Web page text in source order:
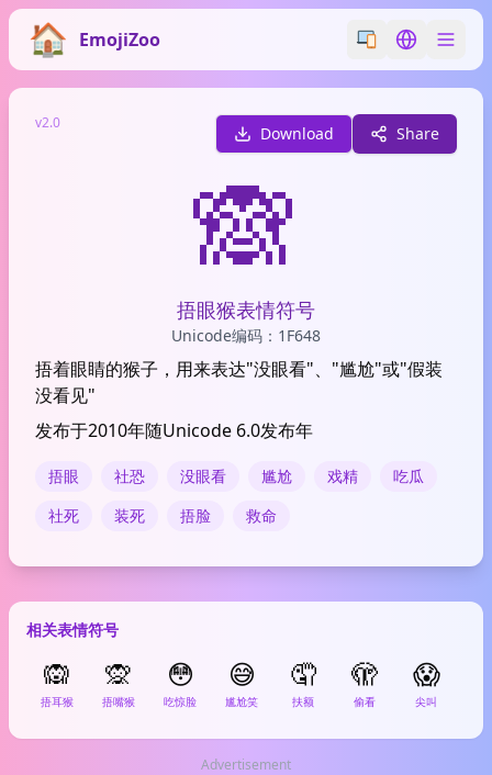
EmojiZoo Switch emoji
Switch
v2.0
Download Share
🙈
捂眼猴表情符号
Unicode编码：1F648
捂着眼睛的猴子，用来表达"没眼看"、"尴尬"或"假装
没看见"
发布于2010年随Unicode 6.0发布年
捂眼 社恐 没眼看 尴尬 戏精
吃瓜
社死
装死 捂脸 救命
相关表情符号
🙉
捂耳猴
🙊
捂嘴猴
😳
吃惊脸
😅
尴尬笑
🤦
扶额
🫣
偷看
😱
尖叫
Advertisement